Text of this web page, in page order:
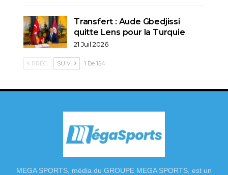
Transfert : Aude Gbedjissi
quitte Lens pour la Turquie
21 Juil 2026
PRÉC. SUIV. 1 De 154
MEGA SPORTS, média du GROUPE MEGA SPORTS, est un